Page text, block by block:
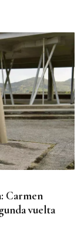
Carmen
vuelta